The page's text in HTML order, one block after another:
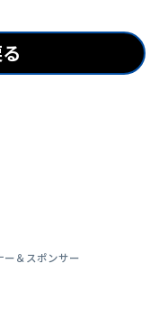
ー＆スポンサー